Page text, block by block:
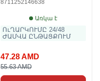
8711252146638
Առկա է
ՈւՂԱՐԿՈՒՄԸ 24/48
ԺԱՄՎԱ ԸՆԹԱՑՔՈՒՄ
47.28 AMD
55.63 AMD